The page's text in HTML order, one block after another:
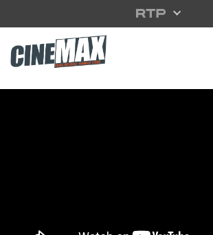
Saltar para o conteúdo principal
Filme em Cartaz